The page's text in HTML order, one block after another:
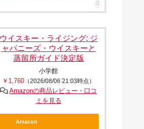
ウイスキー・ライジング: ジ
ャパニーズ・ウイスキーと
蒸留所ガイド決定版
小学館
￥1,760 （2026/08/06 21:03時点）
Amazonの商品レビュー・口コ
ミを見る
Amazon